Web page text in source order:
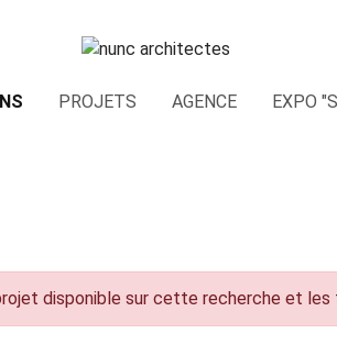
PROJETS AGENCE EXPO
disponible sur cette recherche et